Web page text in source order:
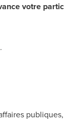
votre
.